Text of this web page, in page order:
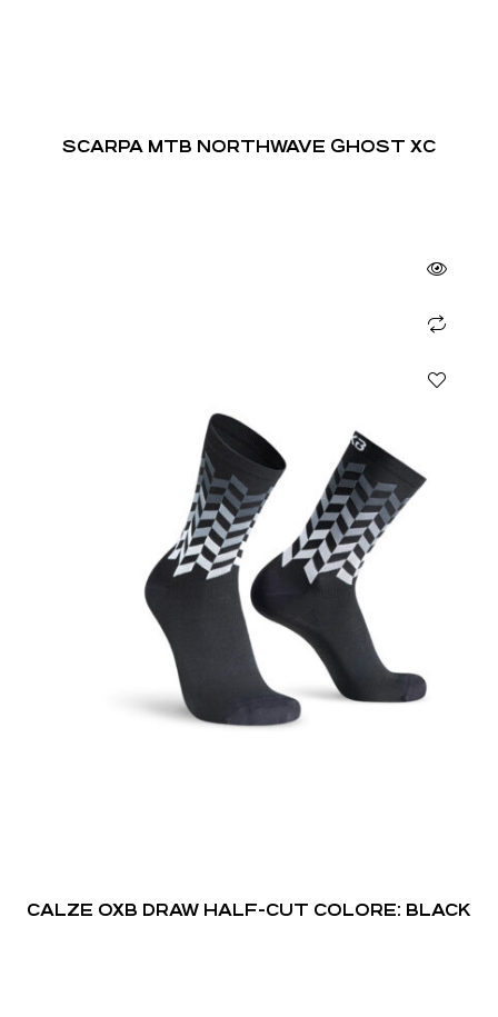
SCARPA MTB NORTHWAVE GHOST XC
CALZE OXB DRAW HALF-CUT COLORE: BLACK